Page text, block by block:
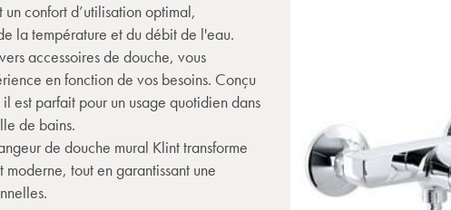
confort d’utilisation optimal,
la température et du débit de l'eau.
accessoires de douche, vous
en fonction de vos besoins. Conçu
est parfait pour un usage quotidien dans
de bains.
de douche mural Klint transforme
tout en garantissant une